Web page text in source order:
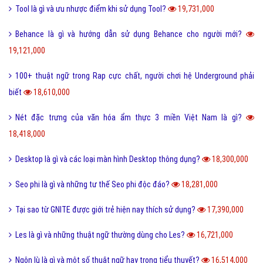
Tool là gì và ưu nhược điểm khi sử dụng Tool? 19,731,000
Behance là gì và hướng dẫn sử dụng Behance cho người mới?
19,121,000
100+ thuật ngữ trong Rap cực chất, người chơi hệ Underground phải
biết
18,610,000
Nét đặc trưng của văn hóa ẩm thực 3 miền Việt Nam là gì?
18,418,000
Desktop là gì và các loại màn hình Desktop thông dụng? 18,300,000
Seo phi là gì và những tư thế Seo phi độc đáo? 18,281,000
Tại sao từ GNITE được giới trẻ hiện nay thích sử dụng? 17,390,000
Les là gì và những thuật ngữ thường dùng cho Les? 16,721,000
Ngôn lù là gì và một số thuật ngữ hay trong tiểu thuyết? 16,514,000